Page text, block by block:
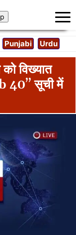
Punjabi Urdu
विख्यात
40” सूची में